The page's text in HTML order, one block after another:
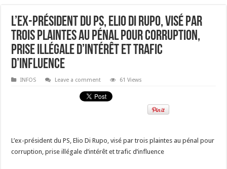
L’ex-président du PS, Elio Di Rupo, visé par
trois plaintes au pénal pour corruption,
prise illégale d’intérêt et trafic
d’influence
INFOS Leave a comment 61 Views
L’ex-président du PS, Elio Di Rupo, visé par trois plaintes au pénal pour
corruption, prise illégale d’intérêt et trafic d’influence